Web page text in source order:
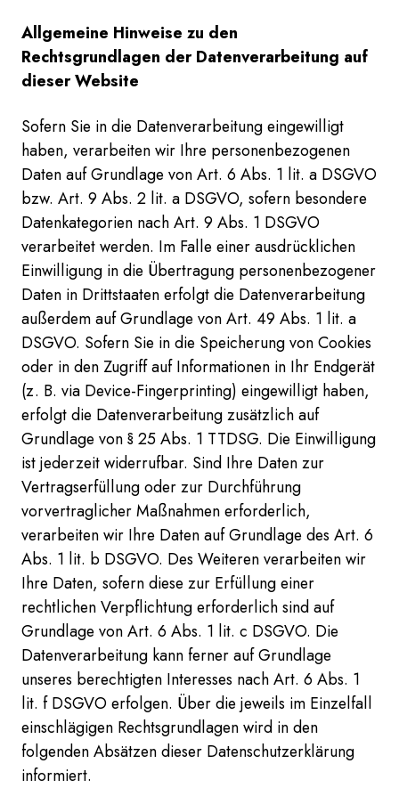
Allgemeine Hinweise zu den
Rechtsgrundlagen der Datenverarbeitung auf
dieser Website
Sofern Sie in die Datenverarbeitung eingewilligt
haben, verarbeiten wir Ihre personenbezogenen
Daten auf Grundlage von Art. 6 Abs. 1 lit. a DSGVO
bzw. Art. 9 Abs. 2 lit. a DSGVO, sofern besondere
Datenkategorien nach Art. 9 Abs. 1 DSGVO
verarbeitet werden. Im Falle einer ausdrücklichen
Einwilligung in die Übertragung personenbezogener
Daten in Drittstaaten erfolgt die Datenverarbeitung
außerdem auf Grundlage von Art. 49 Abs. 1 lit. a
DSGVO. Sofern Sie in die Speicherung von Cookies
oder in den Zugriff auf Informationen in Ihr Endgerät
(z. B. via Device-Fingerprinting) eingewilligt haben,
erfolgt die Datenverarbeitung zusätzlich auf
Grundlage von § 25 Abs. 1 TTDSG. Die Einwilligung
ist jederzeit widerrufbar. Sind Ihre Daten zur
Vertragserfüllung oder zur Durchführung
vorvertraglicher Maßnahmen erforderlich,
verarbeiten wir Ihre Daten auf Grundlage des Art. 6
Abs. 1 lit. b DSGVO. Des Weiteren verarbeiten wir
Ihre Daten, sofern diese zur Erfüllung einer
rechtlichen Verpflichtung erforderlich sind auf
Grundlage von Art. 6 Abs. 1 lit. c DSGVO. Die
Datenverarbeitung kann ferner auf Grundlage
unseres berechtigten Interesses nach Art. 6 Abs. 1
lit. f DSGVO erfolgen. Über die jeweils im Einzelfall
einschlägigen Rechtsgrundlagen wird in den
folgenden Absätzen dieser Datenschutzerklärung
informiert.